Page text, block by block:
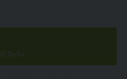
Turku